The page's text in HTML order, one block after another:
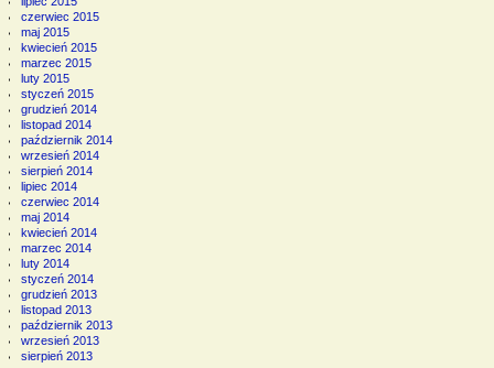
czerwiec 2015
maj 2015
kwiecień 2015
marzec 2015
luty 2015
styczeń 2015
grudzień 2014
listopad 2014
październik 2014
wrzesień 2014
sierpień 2014
lipiec 2014
czerwiec 2014
maj 2014
kwiecień 2014
marzec 2014
luty 2014
styczeń 2014
grudzień 2013
listopad 2013
październik 2013
wrzesień 2013
sierpień 2013